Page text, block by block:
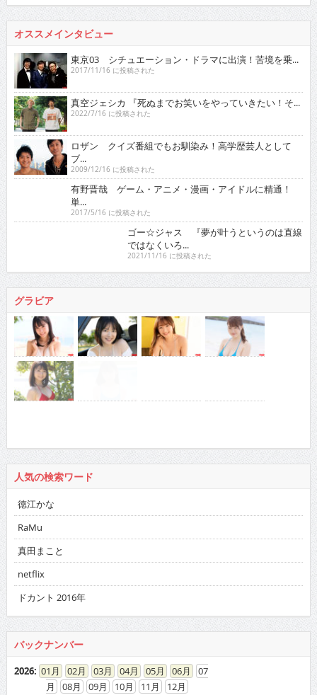
オススメインタビュー
東京03 シチュエーション・ドラマに出演！苦境を乗...
2017/11/16 に投稿された
真空ジェシカ 『死ぬまでお笑いをやっていきたい！そ...
2022/7/16 に投稿された
ロザン クイズ番組でもお馴染み！高学歴芸人として
ブ...
2009/12/16 に投稿された
有野晋哉 ゲーム・アニメ・漫画・アイドルに精通！
単...
2017/5/16 に投稿された
ゴー☆ジャス 『夢が叶うというのは直線ではなくい
2021/11/16 に投稿された
グラビア
人気の検索ワード
徳江かな
RaMu
真田まこと
netflix
ドカント 2016年
バックナンバー
2026: 01 02 03 04 05 06
07
08
09 10 11 12